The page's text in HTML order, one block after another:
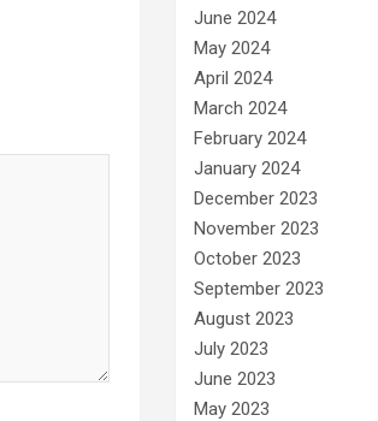
June 2024
May 2024
April 2024
March 2024
February 2024
January 2024
December 2023
November 2023
October 2023
September 2023
August 2023
July 2023
June 2023
May 2023